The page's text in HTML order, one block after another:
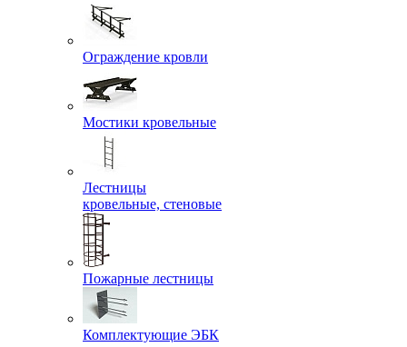
Ограждение кровли
Мостики кровельные
Лестницы
кровельные, стеновые
Пожарные лестницы
Комплектующие ЭБК